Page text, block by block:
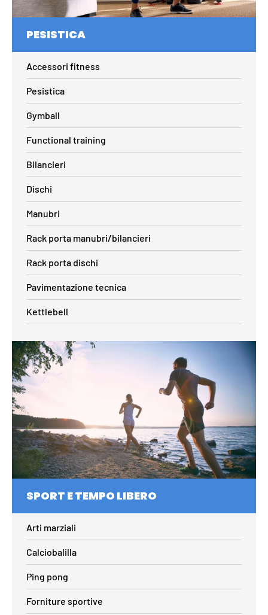
PESISTICA
Accessori fitness
Pesistica
Gymball
Functional training
Bilancieri
Dischi
Manubri
Rack porta manubri/bilancieri
Rack porta dischi
Pavimentazione tecnica
Kettlebell
SPORT E TEMPO LIBERO
Arti marziali
Calciobalilla
Ping pong
Forniture sportive